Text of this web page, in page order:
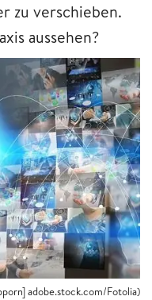
zu verschieben.
aussehen?
adobe.stock.com/Fotolia)